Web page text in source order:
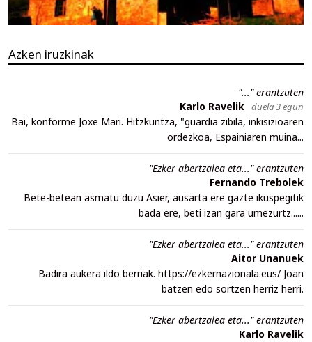
Azken iruzkinak
"..." erantzuten
Karlo Ravelik duela 3 egun
Bai, konforme Joxe Mari. Hitzkuntza, "guardia zibila, inkisizioaren
ordezkoa, Espainiaren muina...
"Ezker abertzalea eta..." erantzuten
Fernando Trebolek
Bete-betean asmatu duzu Asier, ausarta ere gazte ikuspegitik
bada ere, beti izan gara umezurtz......
"Ezker abertzalea eta..." erantzuten
Aitor Unanuek
Badira aukera ildo berriak. https://ezkernazionala.eus/ Joan
batzen edo sortzen herriz herri.
"Ezker abertzalea eta..." erantzuten
Karlo Ravelik